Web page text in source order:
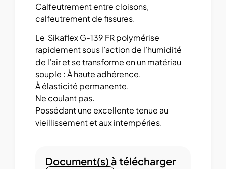
Calfeutrement entre cloisons,
calfeutrement de fissures.
Le Sikaflex G-139 FR polymérise
rapidement sous l’action de l’humidité
de l’air et se transforme en un matériau
souple : À haute adhérence.
À élasticité permanente.
Ne coulant pas.
Possédant une excellente tenue au
vieillissement et aux intempéries.
Document(s) à télécharger